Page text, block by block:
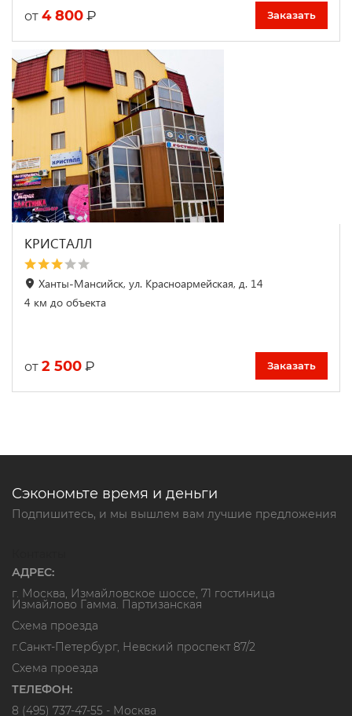
от 4 800 ₽ Заказать
КРИСТАЛЛ
Ханты-Мансийск, ул. Красноармейская, д. 14
4 км до объекта
от 2 500 ₽ Заказать
Сэкономьте время и деньги
Подпишитесь, и мы вышлем вам лучшие предложения
АДРЕС:
г. Москва, Измайловское шоссе, 71 гостиница
Измайлово Гамма. Партизанская
Схема проезда
г.Санкт-Петербург, Невский проспект 87/2
Схема проезда
ТЕЛЕФОН:
8 (495) 737-47-55 - Москва